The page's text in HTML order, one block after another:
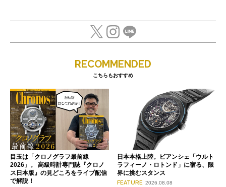
RECOMMENDED
こちらもおすすめ
目玉は「クロノグラフ最前線
2026」。 高級時計専門誌『クロノ
ス日本版』の見どころをライブ配信
で解説！
日本本格上陸。ビアンシェ「ウルト
ラフィーノ・ロトンド」に宿る、限
界に挑むスタンス
FEATURE 2026.08.08